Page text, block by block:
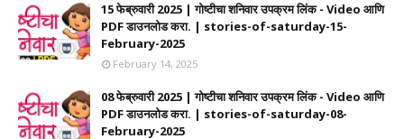
15 फेब्रुवारी 2025 | गोष्टीचा शनिवार उपक्रम लिंक - Video आणि
PDF डाउनलोड करा. | stories-of-saturday-15-
February-2025
February 14, 2025
08 फेब्रुवारी 2025 | गोष्टीचा शनिवार उपक्रम लिंक - Video आणि
PDF डाउनलोड करा. | stories-of-saturday-08-
February-2025